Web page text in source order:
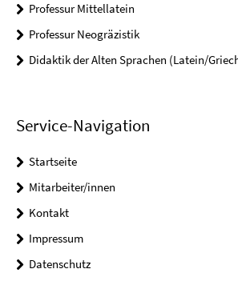
Professur Mittellatein
Professur Neogräzistik
Didaktik der Alten Sprachen (Latein/
Service-Navigation
Startseite
Mitarbeiter/innen
Kontakt
Impressum
Datenschutz